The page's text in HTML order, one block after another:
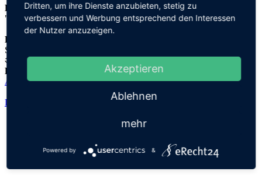
Bedeutung:
"Begrüssung"
Herleitung:
Sanskrit,
अञ्जलि "ajjuli"
Herkunftsname:
Anjali
Datenschutz
Dritten, um ihre Dienste anzubieten, stetig zu
verbessern und Werbung entsprechend den Interessen
der Nutzer anzuzeigen.
Akzeptieren
Ablehnen
mehr
Powered by &